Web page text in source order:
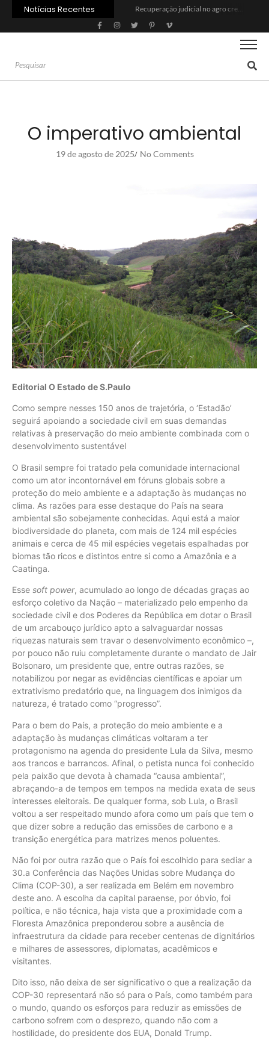
Notícias Recentes
Recuperação judicial no agro cresceu 66% em um ano no país
Crise do agro avança para além da porteira
A patente da soja transgênica venceu? O que dizem Aprosoja e Bayer
União Europeia paga até 40% mais pela carne bovina do que a China
O imperativo ambiental
19 de agosto de 2025/ No Comments
Editorial O Estado de S.Paulo
Como sempre nesses 150 anos de trajetória, o ‘Estadão’
seguirá apoiando a sociedade civil em suas demandas
relativas à preservação do meio ambiente combinada com o
desenvolvimento sustentável
O Brasil sempre foi tratado pela comunidade internacional
como um ator incontornável em fóruns globais sobre a
proteção do meio ambiente e a adaptação às mudanças no
clima. As razões para esse destaque do País na seara
ambiental são sobejamente conhecidas. Aqui está a maior
biodiversidade do planeta, com mais de 124 mil espécies
animais e cerca de 45 mil espécies vegetais espalhadas por
biomas tão ricos e distintos entre si como a Amazônia e a
Caatinga.
Esse soft power, acumulado ao longo de décadas graças ao
esforço coletivo da Nação – materializado pelo empenho da
sociedade civil e dos Poderes da República em dotar o Brasil
de um arcabouço jurídico apto a salvaguardar nossas
riquezas naturais sem travar o desenvolvimento econômico –,
por pouco não ruiu completamente durante o mandato de Jair
Bolsonaro, um presidente que, entre outras razões, se
notabilizou por negar as evidências científicas e apoiar um
extrativismo predatório que, na linguagem dos inimigos da
natureza, é tratado como “progresso”.
Para o bem do País, a proteção do meio ambiente e a
adaptação às mudanças climáticas voltaram a ter
protagonismo na agenda do presidente Lula da Silva, mesmo
aos trancos e barrancos. Afinal, o petista nunca foi conhecido
pela paixão que devota à chamada “causa ambiental”,
abraçando-a de tempos em tempos na medida exata de seus
interesses eleitorais. De qualquer forma, sob Lula, o Brasil
voltou a ser respeitado mundo afora como um país que tem o
que dizer sobre a redução das emissões de carbono e a
transição energética para matrizes menos poluentes.
Não foi por outra razão que o País foi escolhido para sediar a
30.a Conferência das Nações Unidas sobre Mudança do
Clima (COP-30), a ser realizada em Belém em novembro
deste ano. A escolha da capital paraense, por óbvio, foi
política, e não técnica, haja vista que a proximidade com a
Floresta Amazônica preponderou sobre a ausência de
infraestrutura da cidade para receber centenas de dignitários
e milhares de assessores, diplomatas, acadêmicos e
visitantes.
Dito isso, não deixa de ser significativo o que a realização da
COP-30 representará não só para o País, como também para
o mundo, quando os esforços para reduzir as emissões de
carbono sofrem com o desprezo, quando não com a
hostilidade, do presidente dos EUA, Donald Trump.